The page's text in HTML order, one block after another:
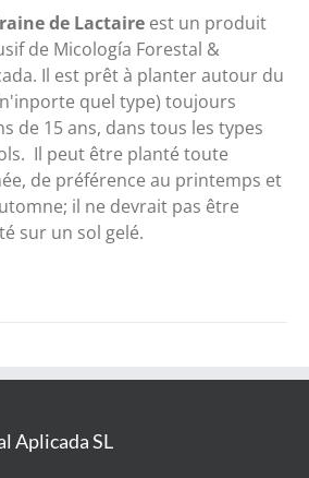
30,00€
à
300,00€
de Lactaire est un produit
de Micología Forestal &
Il est prêt à planter autour du
quel type) toujours
de 15 ans, dans tous les types
Il peut être planté toute
de préférence au printemps et
il ne devrait pas être
sur un sol gelé.
Aplicada SL